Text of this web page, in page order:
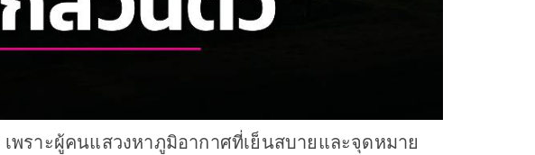
เพราะผู้คนแสวงหาภูมิอากาศที่เย็นสบายและจุดหมาย